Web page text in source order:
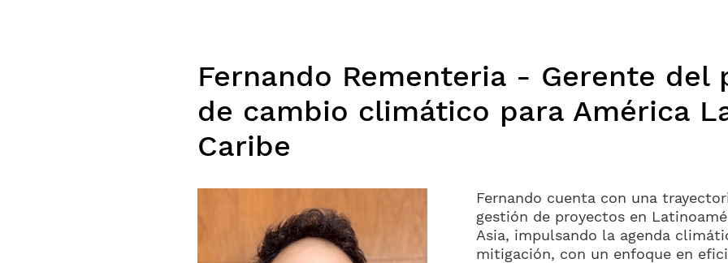
Fernando Rementeria - Gerente del
de cambio climático para América
Caribe
Fernando cuenta con una
gestión de proyectos en
Asia, impulsando la agenda
mitigación, con un enfoque en